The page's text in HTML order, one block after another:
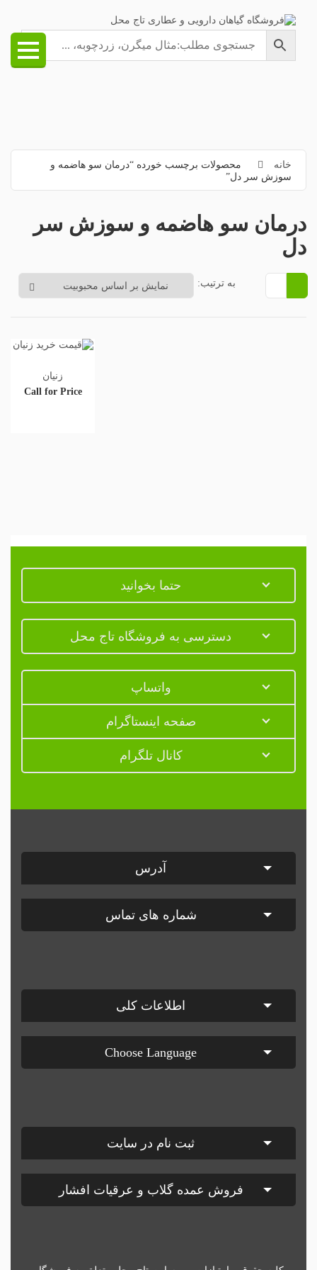
خانه
محصولات برچسب خورده “درمان سو هاضمه و
سوزش سر دل”
درمان سو هاضمه و سوزش سر
دل
به ترتیب:
زنیان
Call for Price
حتما بخوانید
دسترسی به فروشگاه تاج محل
واتساپ
صفحه اینستاگرام
کانال تلگرام
آدرس
شماره های تماس
اطلاعات کلی
Choose Language
ثبت نام در سایت
فروش عمده گلاب و عرقیات افشار